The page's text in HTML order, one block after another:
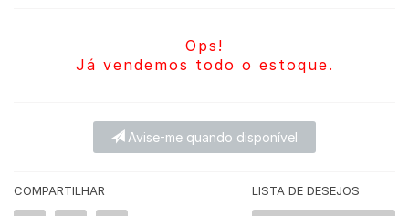
Ops!
Já vendemos todo o estoque.
Avise-me quando disponível
COMPARTILHAR LISTA DE DESEJOS